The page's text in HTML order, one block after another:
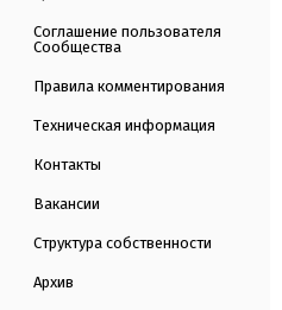
Соглашение пользователя
Сообщества
Правила комментирования
Техническая информация
Контакты
Вакансии
Структура собственности
Архив